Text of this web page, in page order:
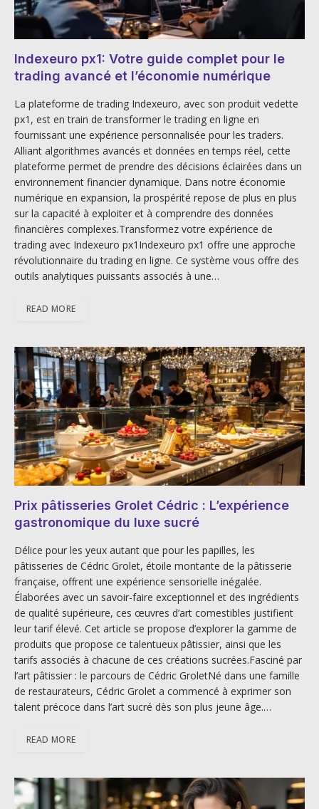
Indexeuro px1: Votre guide complet pour le
trading avancé et l’économie numérique
La plateforme de trading Indexeuro, avec son produit vedette
px1, est en train de transformer le trading en ligne en
fournissant une expérience personnalisée pour les traders.
Alliant algorithmes avancés et données en temps réel, cette
plateforme permet de prendre des décisions éclairées dans un
environnement financier dynamique. Dans notre économie
numérique en expansion, la prospérité repose de plus en plus
sur la capacité à exploiter et à comprendre des données
financières complexes.Transformez votre expérience de
trading avec Indexeuro px1Indexeuro px1 offre une approche
révolutionnaire du trading en ligne. Ce système vous offre des
outils analytiques puissants associés à une…
READ MORE
Prix pâtisseries Grolet Cédric : L’expérience
gastronomique du luxe sucré
Délice pour les yeux autant que pour les papilles, les
pâtisseries de Cédric Grolet, étoile montante de la pâtisserie
française, offrent une expérience sensorielle inégalée.
Élaborées avec un savoir-faire exceptionnel et des ingrédients
de qualité supérieure, ces œuvres d’art comestibles justifient
leur tarif élevé. Cet article se propose d’explorer la gamme de
produits que propose ce talentueux pâtissier, ainsi que les
tarifs associés à chacune de ces créations sucrées.Fasciné par
l’art pâtissier : le parcours de Cédric GroletNé dans une famille
de restaurateurs, Cédric Grolet a commencé à exprimer son
talent précoce dans l’art sucré dès son plus jeune âge.…
READ MORE